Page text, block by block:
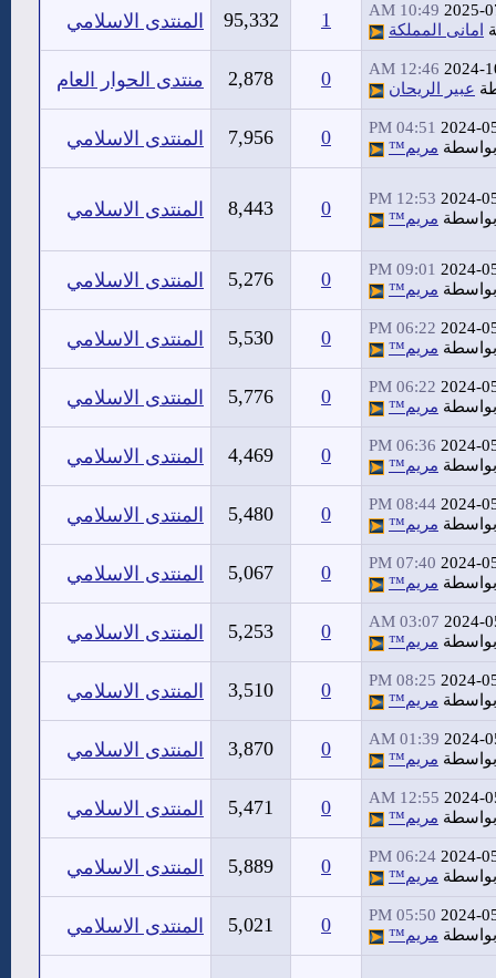
2025-
10:49 AM
امانى المملكة 1
95,332 المنتدى الاسلامي
2024-
12:46 AM
عبير الريحان 0
2,878 منتدى الحوار العام
2024-
04:51 PM
بواسطة مريم™ 0
7,956 المنتدى الاسلامي
2024-
12:53 PM
بواسطة مريم™ 0
8,443 المنتدى الاسلامي
2024-
09:01 PM
بواسطة مريم™ 0
5,276 المنتدى الاسلامي
2024-
06:22 PM
بواسطة مريم™ 0
5,530 المنتدى الاسلامي
2024-
06:22 PM
بواسطة مريم™ 0
5,776 المنتدى الاسلامي
2024-
06:36 PM
بواسطة مريم™ 0
4,469 المنتدى الاسلامي
2024-
08:44 PM
بواسطة مريم™ 0
5,480 المنتدى الاسلامي
2024-
07:40 PM
بواسطة مريم™ 0
5,067 المنتدى الاسلامي
2024-
03:07 AM
بواسطة مريم™ 0
5,253 المنتدى الاسلامي
2024-
08:25 PM
بواسطة مريم™ 0
3,510 المنتدى الاسلامي
2024-
01:39 AM
بواسطة مريم™ 0
3,870 المنتدى الاسلامي
2024-
12:55 AM
بواسطة مريم™ 0
5,471 المنتدى الاسلامي
2024-
06:24 PM
بواسطة مريم™ 0
5,889 المنتدى الاسلامي
2024-
05:50 PM
بواسطة مريم™ 0
5,021 المنتدى الاسلامي